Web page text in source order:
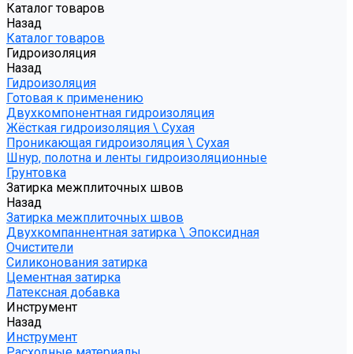
Каталог товаров
Назад
Каталог товаров
Гидроизоляция
Назад
Гидроизоляция
Готовая к применению
Двухкомпонентная гидроизоляция
Жёсткая гидроизоляция \ Сухая
Проникающая гидроизоляция \ Сухая
Шнур, полотна и ленты гидроизоляционные
Грунтовка
Затирка межплиточных швов
Назад
Затирка межплиточных швов
Двухкомпаннентная затирка \ Эпоксидная
Очистители
Силиконования затирка
Цементная затирка
Латексная добавка
Инструмент
Назад
Инструмент